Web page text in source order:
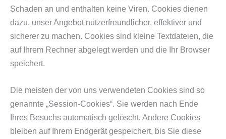
Schaden an und enthalten keine Viren. Cookies dienen
dazu, unser Angebot nutzerfreundlicher, effektiver und
sicherer zu machen. Cookies sind kleine Textdateien, die
auf Ihrem Rechner abgelegt werden und die Ihr Browser
speichert.
Die meisten der von uns verwendeten Cookies sind so
genannte „Session-Cookies“. Sie werden nach Ende
Ihres Besuchs automatisch gelöscht. Andere Cookies
bleiben auf Ihrem Endgerät gespeichert, bis Sie diese